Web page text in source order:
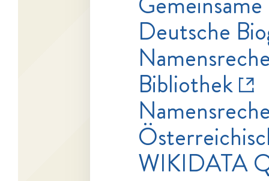
Deutsche
Bibliothek
WIKIDATA